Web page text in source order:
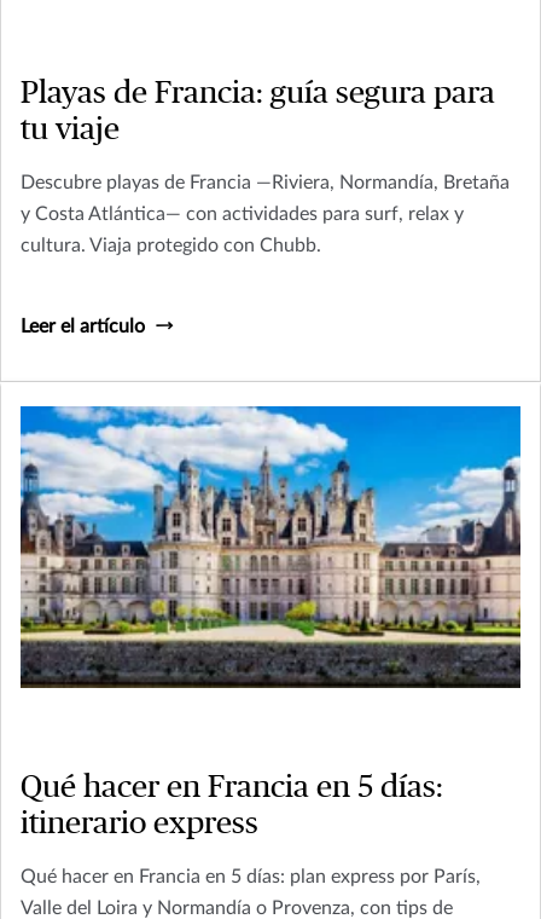
Playas de Francia: guía segura para
tu viaje
Descubre playas de Francia —Riviera, Normandía, Bretaña
y Costa Atlántica— con actividades para surf, relax y
cultura. Viaja protegido con Chubb.
Leer el artículo
Qué hacer en Francia en 5 días:
itinerario express
Qué hacer en Francia en 5 días: plan express por París,
Valle del Loira y Normandía o Provenza, con tips de